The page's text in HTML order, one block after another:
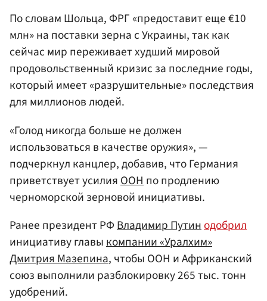
По словам Шольца, ФРГ «предоставит еще €10
млн» на поставки зерна с Украины, так как
сейчас мир переживает худший мировой
продовольственный кризис за последние годы,
который имеет «разрушительные» последствия
для миллионов людей.
«Голод никогда больше не должен
использоваться в качестве оружия», —
подчеркнул канцлер, добавив, что Германия
приветствует усилия ООН по продлению
черноморской зерновой инициативы.
Ранее президент РФВладимир Путинодобрил
инициативу главыкомпании «Уралхим»
Дмитрия Мазепина, чтобы ООН и Африканский
союз выполнили разблокировку 265 тыс. тонн
удобрений.